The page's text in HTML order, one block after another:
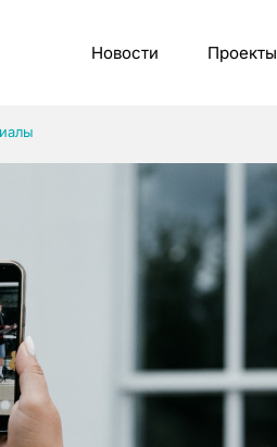
Новости Проекты